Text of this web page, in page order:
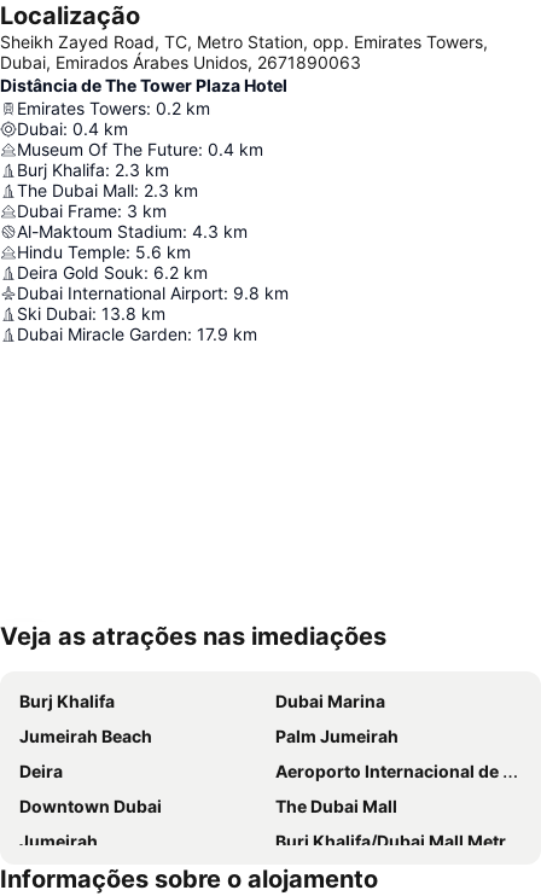
Localização
Sheikh Zayed Road, TC, Metro Station, opp. Emirates Towers,
Dubai, Emirados Árabes Unidos, 2671890063
Distância de The Tower Plaza Hotel
Emirates Towers: 0.2 km
Dubai: 0.4 km
Museum Of The Future: 0.4 km
Burj Khalifa: 2.3 km
The Dubai Mall: 2.3 km
Dubai Frame: 3 km
Al-Maktoum Stadium: 4.3 km
Hindu Temple: 5.6 km
Deira Gold Souk: 6.2 km
Dubai International Airport: 9.8 km
Ski Dubai: 13.8 km
Dubai Miracle Garden: 17.9 km
Ampliar mapa
Veja as atrações nas imediações
Burj Khalifa
Dubai Marina
Jumeirah Beach
Palm Jumeirah
Deira
Aeroporto Internacional de Dubai
Downtown Dubai
The Dubai Mall
Jumeirah
Burj Khalifa/Dubai Mall Metro Station
Dubai World Trade Centre
Al Barsha Dubai
Informações sobre o alojamento